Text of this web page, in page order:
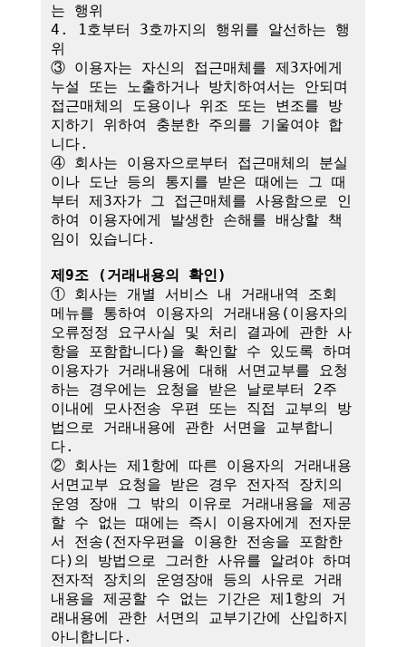
는 행위
4. 1호부터 3호까지의 행위를 알선하는 행
위
③ 이용자는 자신의 접근매체를 제3자에게
누설 또는 노출하거나 방치하여서는 안되며
접근매체의 도용이나 위조 또는 변조를 방
지하기 위하여 충분한 주의를 기울여야 합
니다.
④ 회사는 이용자으로부터 접근매체의 분실
이나 도난 등의 통지를 받은 때에는 그 때
부터 제3자가 그 접근매체를 사용함으로 인
하여 이용자에게 발생한 손해를 배상할 책
임이 있습니다.
제9조 (거래내용의 확인)
① 회사는 개별 서비스 내 거래내역 조회
메뉴를 통하여 이용자의 거래내용(이용자의
오류정정 요구사실 및 처리 결과에 관한 사
항을 포함합니다)을 확인할 수 있도록 하며
이용자가 거래내용에 대해 서면교부를 요청
하는 경우에는 요청을 받은 날로부터 2주
이내에 모사전송 우편 또는 직접 교부의 방
법으로 거래내용에 관한 서면을 교부합니
다.
② 회사는 제1항에 따른 이용자의 거래내용
서면교부 요청을 받은 경우 전자적 장치의
운영 장애 그 밖의 이유로 거래내용을 제공
할 수 없는 때에는 즉시 이용자에게 전자문
서 전송(전자우편을 이용한 전송을 포함한
다)의 방법으로 그러한 사유를 알려야 하며
전자적 장치의 운영장애 등의 사유로 거래
내용을 제공할 수 없는 기간은 제1항의 거
래내용에 관한 서면의 교부기간에 산입하지
아니합니다.